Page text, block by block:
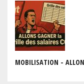
MOBILISATION -